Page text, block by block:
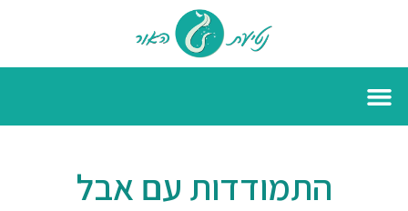
התמודדות עם אבל